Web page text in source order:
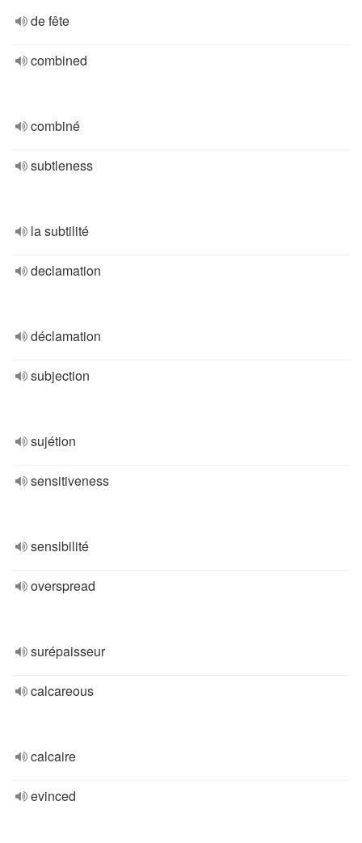
de fête
combined
combiné
subtleness
la subtilité
declamation
déclamation
subjection
sujétion
sensitiveness
sensibilité
overspread
surépaisseur
calcareous
calcaire
evinced